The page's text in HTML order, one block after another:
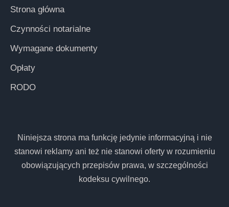
Niniejsza strona ma funkcję jedynie informacyjną i nie
stanowi reklamy ani też nie stanowi oferty w rozumieniu
obowiązujących przepisów prawa, w szczególności
kodeksu cywilnego.
Strona główna
Czynności notarialne
Wymagane dokumenty
Opłaty
RODO